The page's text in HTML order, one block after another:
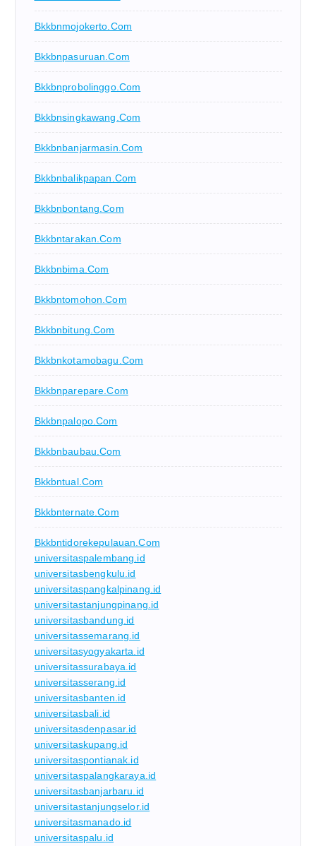
Bkkbnmojokerto.com
Bkkbnpasuruan.com
Bkkbnprobolinggo.com
Bkkbnsingkawang.com
Bkkbnbanjarmasin.com
Bkkbnbalikpapan.com
Bkkbnbontang.com
Bkkbntarakan.com
Bkkbnbima.com
Bkkbntomohon.com
Bkkbnbitung.com
Bkkbnkotamobagu.com
Bkkbnparepare.com
Bkkbnpalopo.com
Bkkbnbaubau.com
Bkkbntual.com
Bkkbnternate.com
Bkkbntidorekepulauan.com
universitaspalembang.id
universitasbengkulu.id
universitaspangkalpinang.id
universitastanjungpinang.id
universitasbandung.id
universitassemarang.id
universitasyogyakarta.id
universitassurabaya.id
universitasserang.id
universitasbanten.id
universitasbali.id
universitasdenpasar.id
universitaskupang.id
universitaspontianak.id
universitaspalangkaraya.id
universitasbanjarbaru.id
universitastanjungselor.id
universitasmanado.id
universitaspalu.id